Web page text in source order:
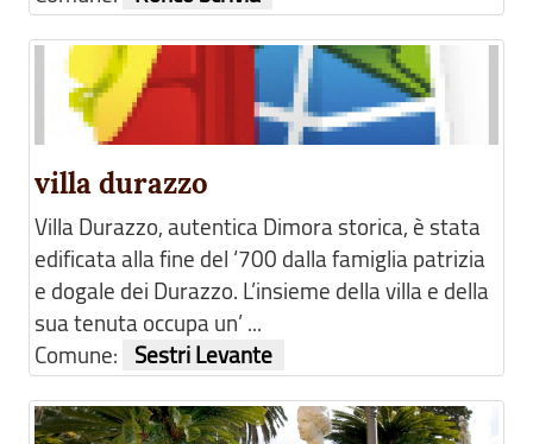
villa durazzo
Villa Durazzo, autentica Dimora storica, è stata
edificata alla fine del ‘700 dalla famiglia patrizia
e dogale dei Durazzo. L’insieme della villa e della
sua tenuta occupa un’ ...
Comune:
Sestri Levante